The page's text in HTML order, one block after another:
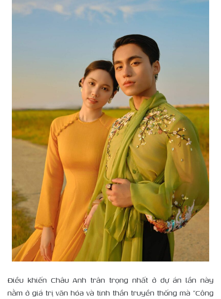
Điều khiến Châu Anh trân trọng nhất ở dự án lần này
nằm ở giá trị văn hóa và tinh thần truyền thống mà “Công